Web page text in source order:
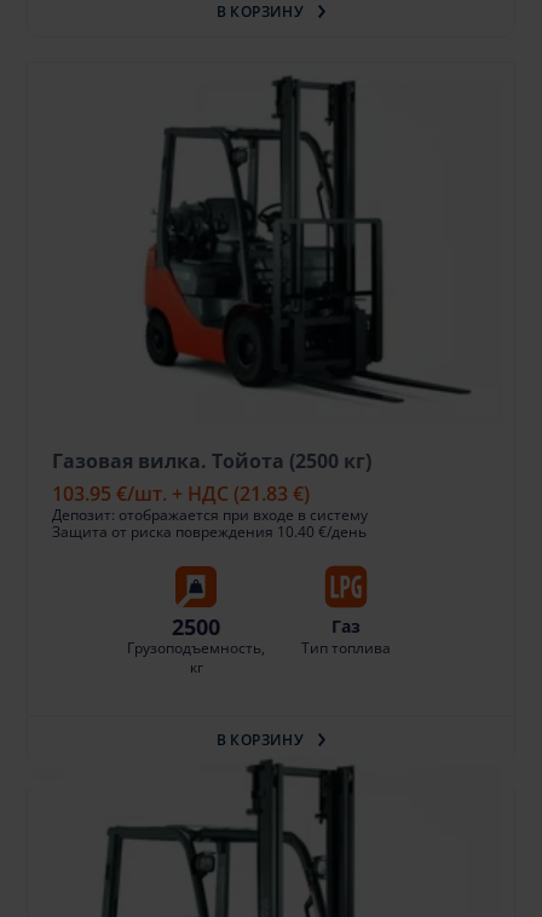
В КОРЗИНУ
Газовая вилка. Тойота (2500 кг)
103.95 €/шт. + НДС (21.83 €)
Депозит: отображается при входе в систему
Защита от риска повреждения 10.40 €/день
2500
Грузоподъемность,
кг
Газ
Тип топлива
В КОРЗИНУ